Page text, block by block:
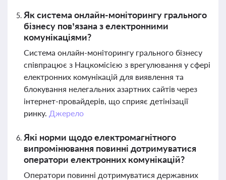
Як система онлайн-моніторингу грального
бізнесу пов’язана з електронними
комунікаціями?
Система онлайн-моніторингу грального бізнесу
співпрацює з Нацкомісією з врегулювання у сфері
електронних комунікацій для виявлення та
блокування нелегальних азартних сайтів через
інтернет-провайдерів, що сприяє детінізації
ринку. Джерело
Які норми щодо електромагнітного
випромінювання повинні дотримуватися
оператори електронних комунікацій?
Оператори повинні дотримуватися державних